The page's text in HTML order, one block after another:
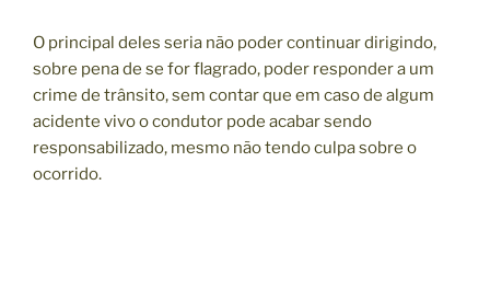
O principal deles seria não poder continuar dirigindo,
sobre pena de se for flagrado, poder responder a um
crime de trânsito, sem contar que em caso de algum
acidente vivo o condutor pode acabar sendo
responsabilizado, mesmo não tendo culpa sobre o
ocorrido.